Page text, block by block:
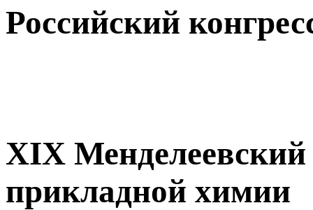
Российский
XIX Менделеевский
прикладной химии